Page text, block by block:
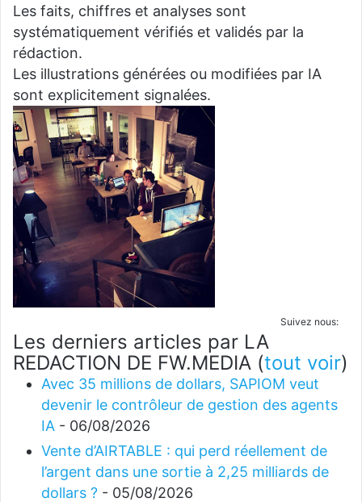
Les faits, chiffres et analyses sont
systématiquement vérifiés et validés par la
rédaction.
Les illustrations générées ou modifiées par IA
sont explicitement signalées.
Suivez nous:
Les derniers articles par LA
REDACTION DE FW.MEDIA (tout voir)
Avec 35 millions de dollars, SAPIOM veut
devenir le contrôleur de gestion des agents
IA - 06/08/2026
Vente d’AIRTABLE : qui perd réellement de
l’argent dans une sortie à 2,25 milliards de
dollars ? - 05/08/2026